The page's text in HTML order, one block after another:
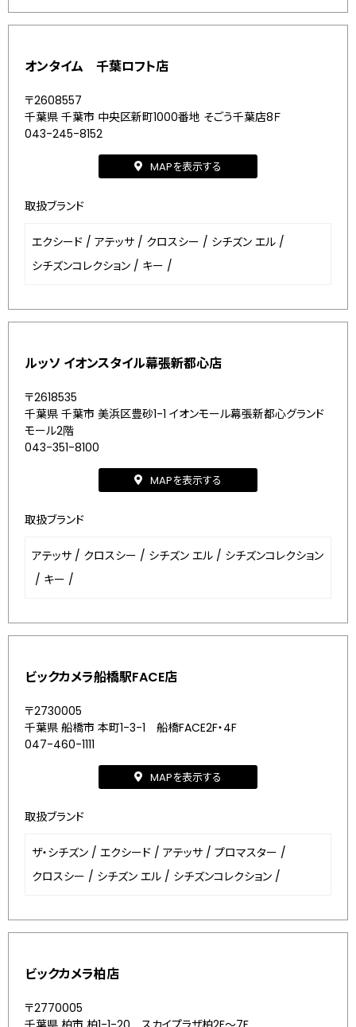
オンタイム 千葉ロフト店
〒2608557
千葉県 千葉市 中央区新町1000番地 そごう千葉店8Ｆ
043-245-8152
MAPを表示する
取扱ブランド
エクシード / アテッサ / クロスシー / シチズン エル /
シチズンコレクション / キー /
ルッソ イオンスタイル幕張新都心店
〒2618535
千葉県 千葉市 美浜区豊砂1-1 イオンモール幕張新都心グランド
モール2階
043-351-8100
MAPを表示する
取扱ブランド
アテッサ / クロスシー / シチズン エル / シチズンコレクション
/ キー /
ビックカメラ船橋駅FACE店
〒2730005
千葉県 船橋市 本町1-3-1 船橋FACE2F・4F
047-460-1111
MAPを表示する
取扱ブランド
ザ・シチズン / エクシード / アテッサ / プロマスター /
クロスシー / シチズン エル / シチズンコレクション /
ビックカメラ柏店
〒2770005